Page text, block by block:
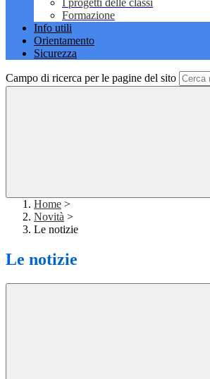
I progetti delle classi
Formazione
Info utili
Orientamento
Sicurezza
Campo di ricerca per le pagine del sito
Home >
Novità >
Le notizie
Le notizie